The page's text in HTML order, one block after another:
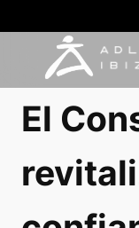
El